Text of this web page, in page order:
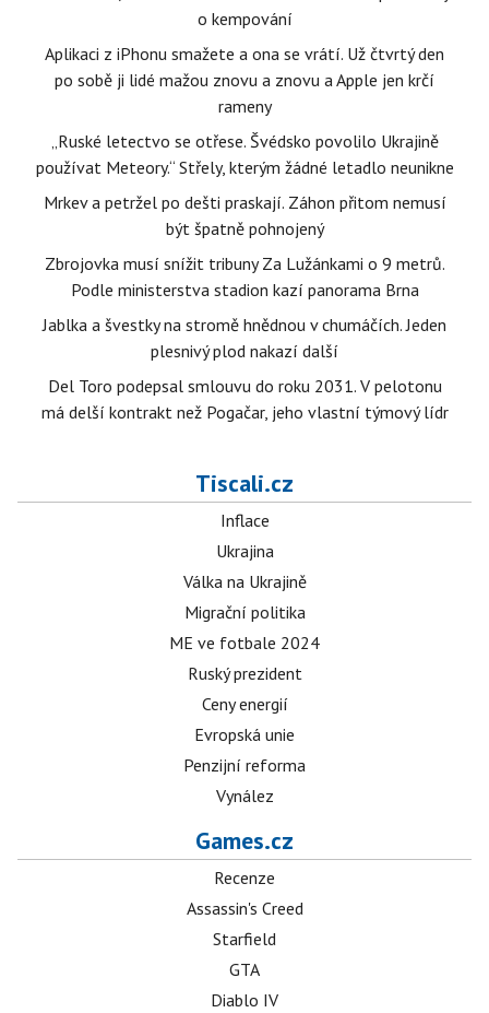
o kempování
Aplikaci z iPhonu smažete a ona se vrátí. Už čtvrtý den
po sobě ji lidé mažou znovu a znovu a Apple jen krčí
rameny
„Ruské letectvo se otřese. Švédsko povolilo Ukrajině
používat Meteory.“ Střely, kterým žádné letadlo neunikne
Mrkev a petržel po dešti praskají. Záhon přitom nemusí
být špatně pohnojený
Zbrojovka musí snížit tribuny Za Lužánkami o 9 metrů.
Podle ministerstva stadion kazí panorama Brna
Jablka a švestky na stromě hnědnou v chumáčích. Jeden
plesnivý plod nakazí další
Del Toro podepsal smlouvu do roku 2031. V pelotonu
má delší kontrakt než Pogačar, jeho vlastní týmový lídr
Tiscali.cz
Inflace
Ukrajina
Válka na Ukrajině
Migrační politika
ME ve fotbale 2024
Ruský prezident
Ceny energií
Evropská unie
Penzijní reforma
Vynález
Games.cz
Recenze
Assassin's Creed
Starfield
GTA
Diablo IV